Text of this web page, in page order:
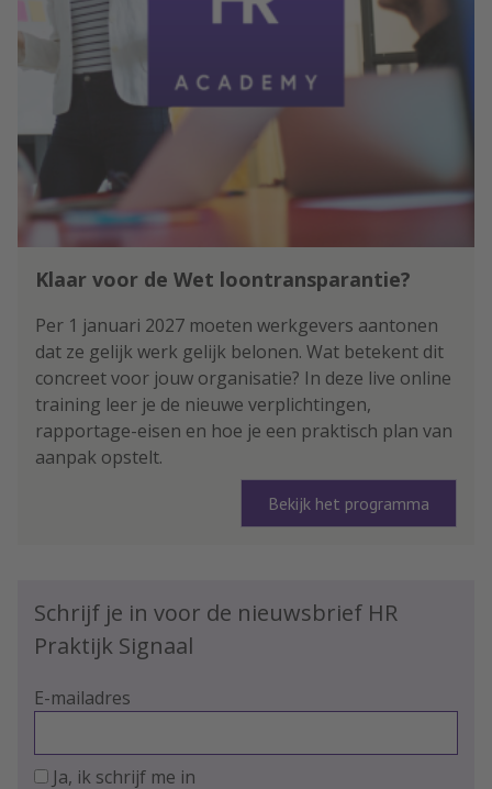
Klaar voor de Wet loontransparantie?
Per 1 januari 2027 moeten werkgevers aantonen
dat ze gelijk werk gelijk belonen. Wat betekent dit
concreet voor jouw organisatie? In deze live online
training leer je de nieuwe verplichtingen,
rapportage-eisen en hoe je een praktisch plan van
aanpak opstelt.
Bekijk het programma
Schrijf je in voor de nieuwsbrief HR
Praktijk Signaal
E-mailadres
Ja, ik schrijf me in